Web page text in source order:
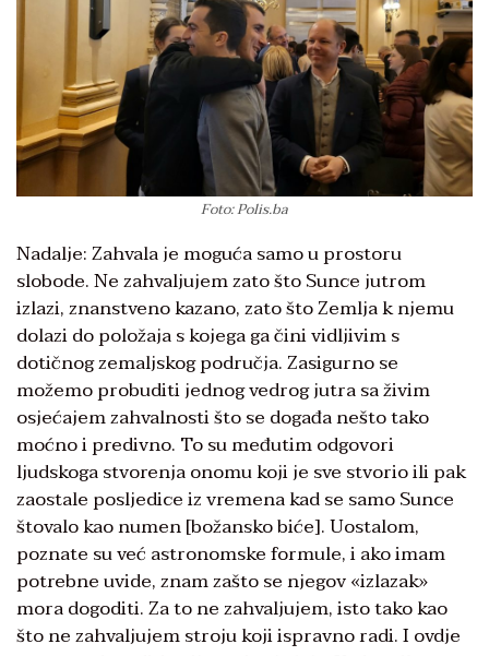
Foto: Polis.ba
Nadalje: Zahvala je moguća samo u prostoru
slobode. Ne zahvaljujem zato što Sunce jutrom
izlazi, znanstveno kazano, zato što Zemlja k njemu
dolazi do položaja s kojega ga čini vidljivim s
dotičnog zemaljskog područja. Zasigurno se
možemo probuditi jednog vedrog jutra sa živim
osjećajem zahvalnosti što se događa nešto tako
moćno i predivno. To su međutim odgovori
ljudskoga stvorenja onomu koji je sve stvorio ili pak
zaostale posljedice iz vremena kad se samo Sunce
štovalo kao numen [božansko biće]. Uostalom,
poznate su već astronomske formule, i ako imam
potrebne uvide, znam zašto se njegov «izlazak»
mora dogoditi. Za to ne zahvaljujem, isto tako kao
što ne zahvaljujem stroju koji ispravno radi. I ovdje